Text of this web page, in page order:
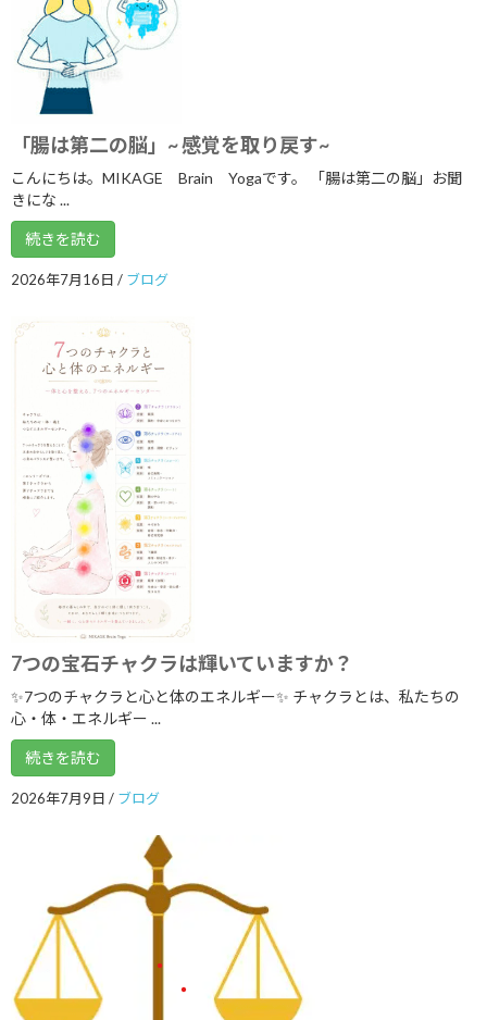
2023年8月
2023年7月
2023年6月
2023年3月
2023年1月
2022年10月
2022年9月
2022年8月
2022年6月
2022年5月
2022年4月
2022年2月
2022年1月
2021年12月
2021年9月
2021年8月
2021年7月
2021年6月
2021年2月
2021年1月
2020年12月
「腸は第二の脳」~ 感覚を取り戻す~
こんにちは。MIKAGE Brain Yogaです。 「腸は第二の脳」お聞
きにな ...
続きを読む
2026年7月16日 / ブログ
7つの宝石チャクラは輝いていますか？
✨7つのチャクラと心と体のエネルギー✨ チャクラとは、私たちの
心・体・エネルギー ...
続きを読む
2026年7月9日 / ブログ